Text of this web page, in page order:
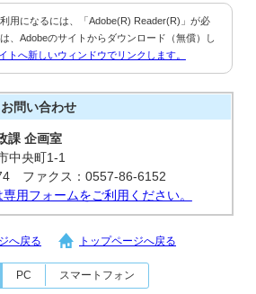
用になるには、「Adobe(R) Reader(R)」が必
、Adobeのサイトからダウンロード（無償）し
トへ新しいウィンドウでリンクします。
お問い合わせ
課 企画室
中央町1-1
ファクス：0557-86-6152
用フォームをご利用ください。
へ戻る トップページへ戻る
PC スマートフォン